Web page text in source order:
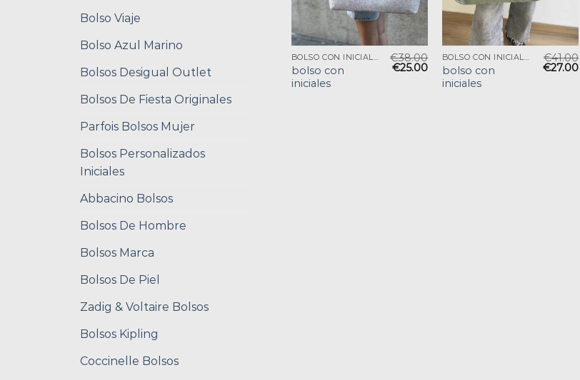
Bolso Viaje
Bolso Azul Marino
Bolsos Desigual Outlet
Bolsos De Fiesta Originales
Parfois Bolsos Mujer
Bolsos Personalizados
Iniciales
Abbacino Bolsos
Bolsos De Hombre
Bolsos Marca
Bolsos De Piel
Zadig & Voltaire Bolsos
Bolsos Kipling
Coccinelle Bolsos
BOLSO CON INICIALES
bolso con
iniciales
€38.00
€25.00
BOLSO CON INICIALES
bolso con
iniciales
€41.00
€27.00